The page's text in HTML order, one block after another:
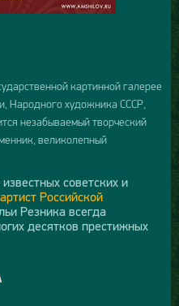
картинной галерее
Народного художника СССР,
незабываемый творческий
великолепный
советских и
Российской
Резника всегда
десятков престижных